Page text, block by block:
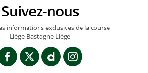
Suivez-nous
informations exclusives de la course
Liège-Bastogne-Liège